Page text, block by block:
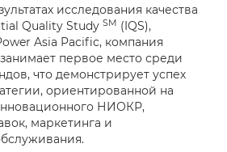
исследования качества
Quality Study SM (IQS),
Asia Pacific, компания
первое место среди
что демонстрирует успех
ориентированной на
НИОКР,
маркетинга и